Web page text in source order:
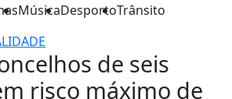
MúsicaDesportoTrânsito
de seis
risco máximo de